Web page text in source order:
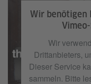
Wir benötigen
Wir
Drittanbieters,
Dieser Service
sammeln. Bitte
Buch, Kamera, Schnitt, Ton:
Kalin more info at